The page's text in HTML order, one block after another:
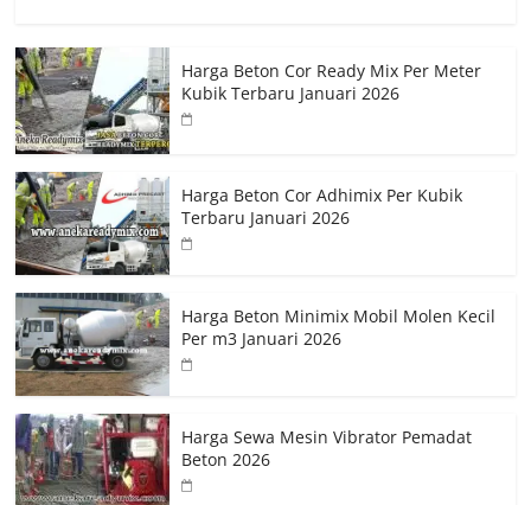
Harga Beton Cor Ready Mix Per Meter
Kubik Terbaru Januari 2026
Harga Beton Cor Adhimix Per Kubik
Terbaru Januari 2026
Harga Beton Minimix Mobil Molen Kecil
Per m3 Januari 2026
Harga Sewa Mesin Vibrator Pemadat
Beton 2026